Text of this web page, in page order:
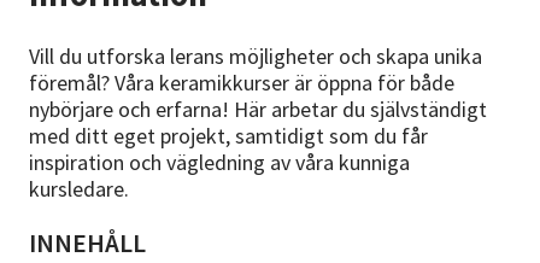
Vill du utforska lerans möjligheter och skapa unika
föremål? Våra keramikkurser är öppna för både
nybörjare och erfarna! Här arbetar du självständigt
med ditt eget projekt, samtidigt som du får
inspiration och vägledning av våra kunniga
kursledare.
INNEHÅLL